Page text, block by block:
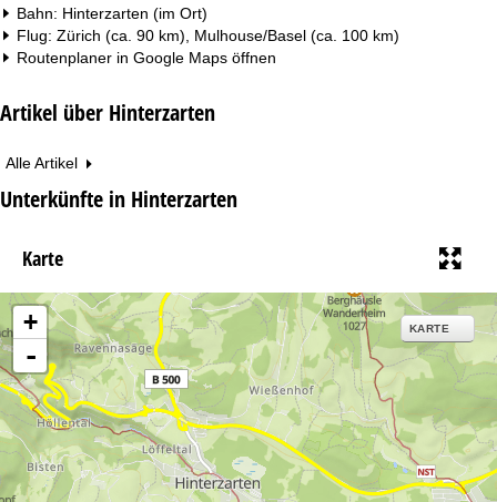
Bahn: Hinterzarten (im Ort)
Flug: Zürich (ca. 90 km), Mulhouse/Basel (ca. 100 km)
Routenplaner in Google Maps öffnen
Artikel über Hinterzarten
Alle Artikel
Unterkünfte in Hinterzarten
Karte
+
-
KARTE